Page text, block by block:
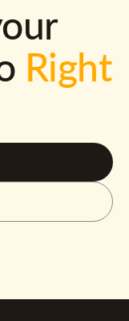
Right